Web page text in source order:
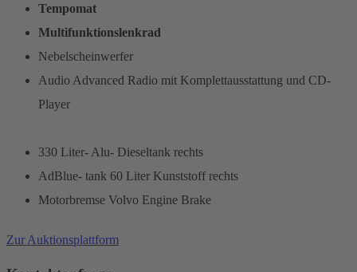
Tempomat
Multifunktionslenkrad
Nebelscheinwerfer
Audio Advanced Radio mit Komplettausstattung und CD-
Player
330 Liter- Alu- Dieseltank rechts
AdBlue- tank 60 Liter Kunststoff rechts
Motorbremse Volvo Engine Brake
Zur Auktionsplattform